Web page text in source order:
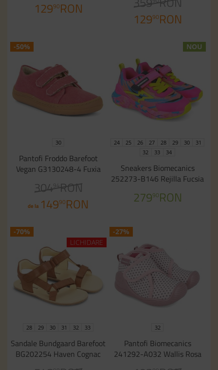
12990RON
12990RON
-50%
30
Pantofi Froddo Barefoot
Vegan G3130248-4 Fuxia
304 94RON
de la 14990RON
NOU
24 25 26 27 28 29 30
31
32
33 34
Sneakers Biomecanics
252273-B146 Rejilla Fucsia
27990RON
-70%
LICHIDARE
28 29 30 31 32 33
Sandale Bundgaard Barefoot
BG202254 Haven Cognac
-27%
32
Pantofi Biomecanics
241292-A032 Wallis Rosa